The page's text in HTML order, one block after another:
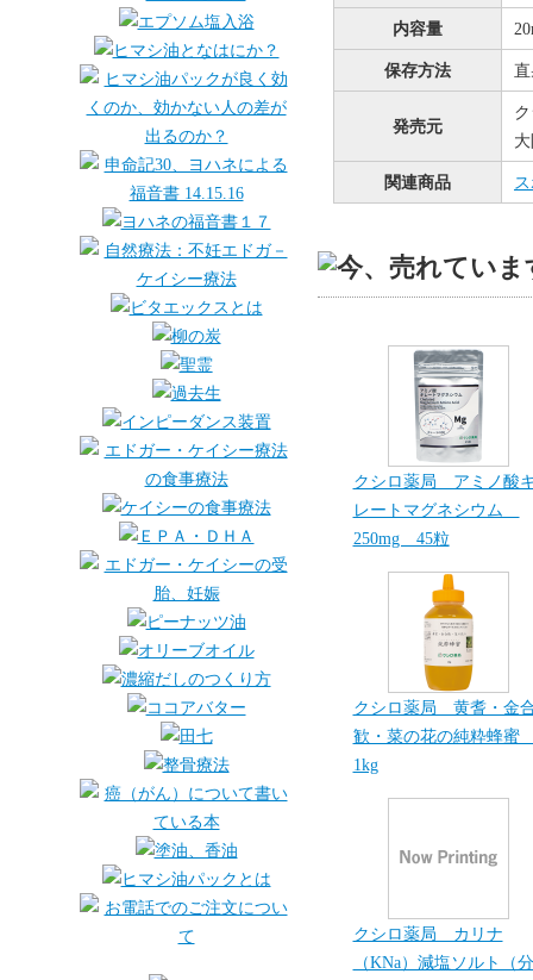
内容量
保存方法
発売元
関連商品
クシロ薬局 アミノ酸
レートマグネシウム
250mg 45粒
クシロ薬局 黄耆・金
歓・菜の花の純粋蜂
1kg
クシロ薬局 カリナ
（KNa）減塩ソルト（分